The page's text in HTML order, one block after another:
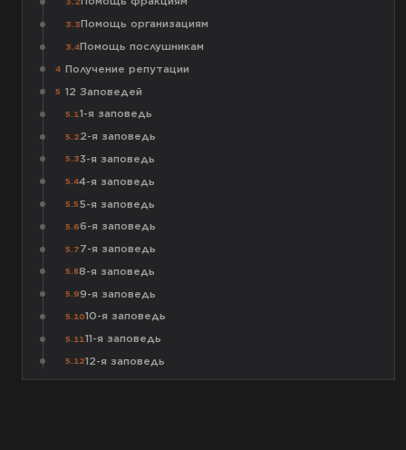
3.3Помощь организациям
3.4Помощь послушникам
4 Получение репутации
5 12 Заповедей
5.11-я заповедь
5.22-я заповедь
5.33-я заповедь
5.44-я заповедь
5.55-я заповедь
5.66-я заповедь
5.77-я заповедь
5.88-я заповедь
5.99-я заповедь
5.1010-я заповедь
5.1111-я заповедь
5.1212-я заповедь